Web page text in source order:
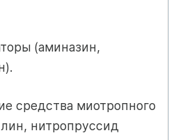
(аминазин,
средства миотропного
нитропруссид